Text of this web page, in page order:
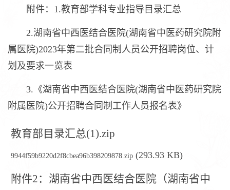
附件：1.教育部学科专业指导目录汇总
2.湖南省中西医结合医院(湖南省中医药研究院附
属医院)2023年第二批合同制人员公开招聘岗位、计
划及要求一览表
3.《湖南省中西医结合医院(湖南省中医药研究院
附属医院)公开招聘合同制工作人员报名表》
教育部目录汇总(1).zip
9944f59b9220d2f8cbea96b398209878.zip (293.93 KB)
附件2：湖南省中西医结合医院（湖南省中